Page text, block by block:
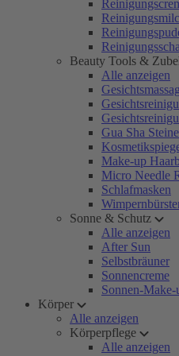
Beauty Tools &
Alle anzeigen
Gua Sha Steine
Make-up
Micro Needle
Schlafmasken
Sonne & Schutz
Alle anzeigen
After Sun
Selbstbräuner
Sonnencreme
Sonnen-Make-
Körper
Alle anzeigen
Körperpflege
Alle anzeigen